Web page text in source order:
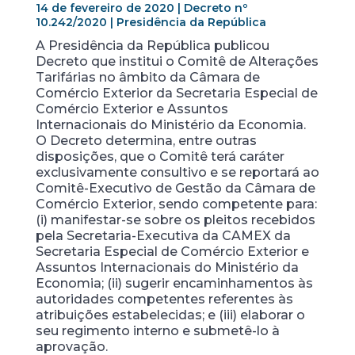
14 de fevereiro de 2020 | Decreto nº
10.242/2020 | Presidência da República
A Presidência da República publicou
Decreto que institui o Comitê de Alterações
Tarifárias no âmbito da Câmara de
Comércio Exterior da Secretaria Especial de
Comércio Exterior e Assuntos
Internacionais do Ministério da Economia.
O Decreto determina, entre outras
disposições, que o Comitê terá caráter
exclusivamente consultivo e se reportará ao
Comitê-Executivo de Gestão da Câmara de
Comércio Exterior, sendo competente para:
(i) manifestar-se sobre os pleitos recebidos
pela Secretaria-Executiva da CAMEX da
Secretaria Especial de Comércio Exterior e
Assuntos Internacionais do Ministério da
Economia; (ii) sugerir encaminhamentos às
autoridades competentes referentes às
atribuições estabelecidas; e (iii) elaborar o
seu regimento interno e submetê-lo à
aprovação.